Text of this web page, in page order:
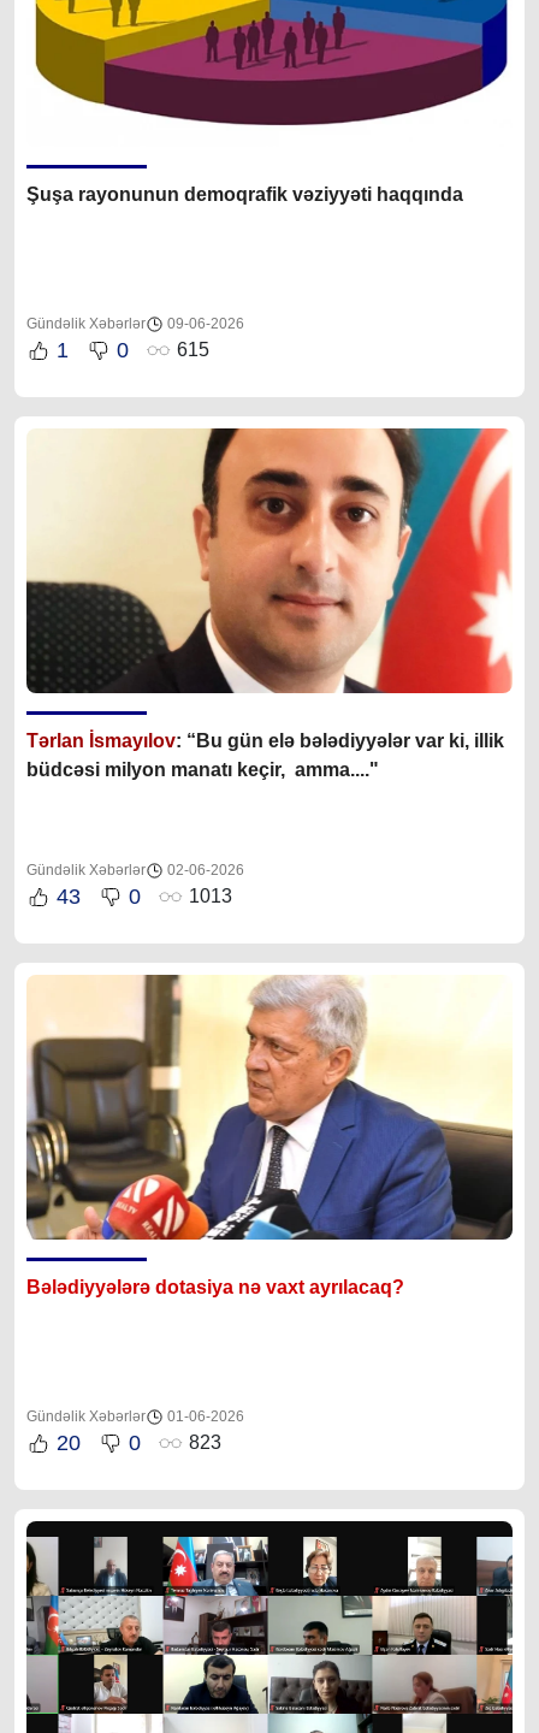
Şuşa rayonunun demoqrafik vəziyyəti haqqında
Gündəlik Xəbərlər 09-06-2026
1 0 615
Tərlan İsmayılov: “Bu gün elə bələdiyyələr var ki, illik
büdcəsi milyon manatı keçir, amma...."
Gündəlik Xəbərlər 02-06-2026
43 0 1013
Bələdiyyələrə dotasiya nə vaxt ayrılacaq?
Gündəlik Xəbərlər 01-06-2026
20 0 823